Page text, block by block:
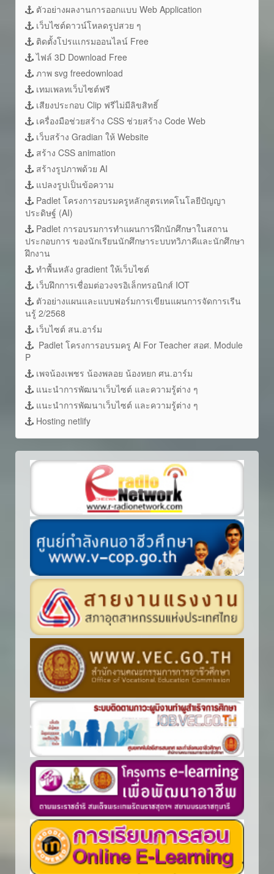
ตัวอย่างผลงานการออกแบบ Web Application
เว็บไซต์ดาวน์โหลดรูปสวย ๆ
ติดตั้งโปรแเกรมออนไลน์ Free
ไฟล์ 3D Download Free
ภาพ svg freedownload
เทมเพลทเว็บไซต์ฟรี
เสียงประกอบ Clip ฟรีไม่มีลิขสิทธิ์
เครื่องมือช่วยสร้าง CSS ช่วยสร้าง Code Web
เว็บสร้าง Gradian ให้ Website
สร้าง CSS animation
สร้างรูปภาพด้วย AI
แปลงรูปเป็นข้อความ
Padlet โครงการอบรมครูหลักสูตรเทคโนโลยีปัญญา
ประดิษฐ์ (AI)
Padlet การอบรมการทำแผนการฝึกนักศึกษาในสถาน
ประกอบการ ของนักเรียนนักศึกษาระบบทวิภาคีและนักศึกษา
ฝึกงาน
ทำพื้นหลัง gradient ให้เว็บไซต์
เว็บฝึกการเชื่อมต่อวงจรอิเล็กทรอนิกส์ IOT
ตัวอย่างแผนและแบบฟอร์มการเขียนแผนการจัดการเรีน
นรู้ 2/2568
เว็บไซต์ สน.อาร์ม
Padlet โครงการอบรมครู Ai For Teacher สอศ. Module
P
เพจน้องเพชร น้องพลอย น้องหยก ศน.อาร์ม
แนะนำการพัฒนาเว็บไซต์ และความรู้ต่าง ๆ
แนะนำการพัฒนาเว็บไซต์ และความรู้ต่าง ๆ
Hosting netlify